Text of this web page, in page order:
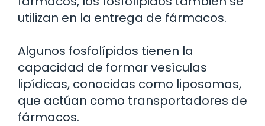
utilizan en la entrega de fármacos.
Algunos fosfolípidos tienen la
capacidad de formar vesículas
lipídicas, conocidas como liposomas,
que actúan como transportadores de
fármacos.